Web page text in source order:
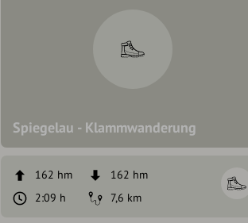
Spiegelau - Klammwanderung
162 hm
162 hm
2:09 h
7,6 km